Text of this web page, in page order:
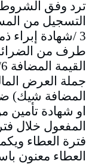
جملة العرض
المضافة شيك)
او شهادة
المفعول خلال
العطاء معنون